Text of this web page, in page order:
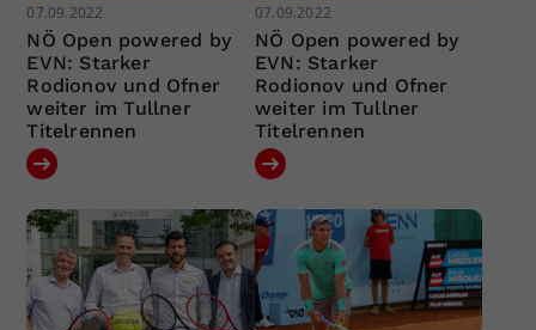
07.09.2022
NÖ Open powered by
EVN: Starker
Rodionov und Ofner
weiter im Tullner
Titelrennen
07.09.2022
NÖ Open powered by
EVN: Starker
Rodionov und Ofner
weiter im Tullner
Titelrennen